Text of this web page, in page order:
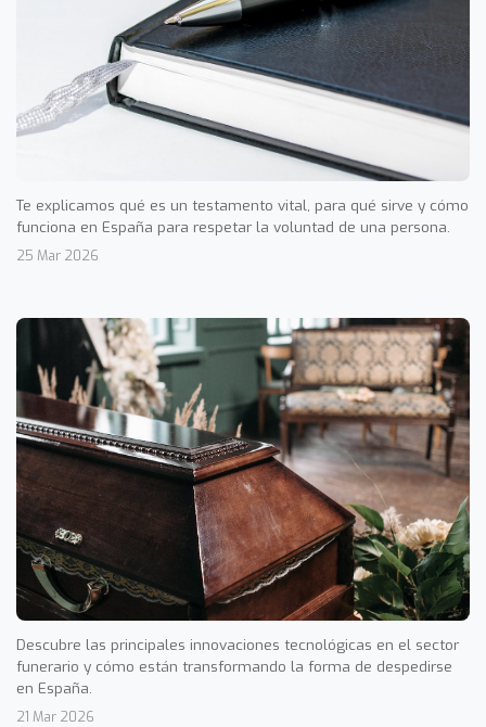
Te explicamos qué es un testamento vital, para qué sirve y cómo
funciona en España para respetar la voluntad de una persona.
25 Mar 2026
Descubre las principales innovaciones tecnológicas en el sector
funerario y cómo están transformando la forma de despedirse
en España.
21 Mar 2026